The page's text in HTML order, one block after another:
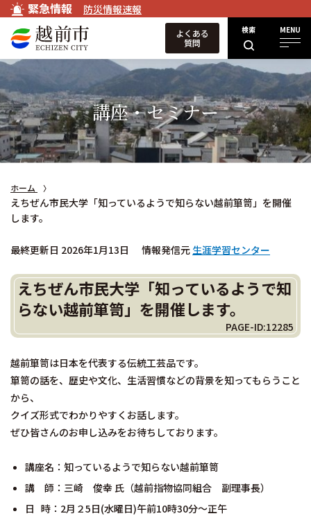
緊急情報 防災情報速報
検索 MENU
よくある
質問
講座・セミナー
ホーム
えちぜん市民大学「知っているようで知らない越前箪笥」を開催
します。
最終更新日 2026年1月13日 情報発信元 生涯学習センター
えちぜん市民大学「知っているようで知
らない越前箪笥」を開催します。
PAGE-ID:12285
越前箪笥は日本を代表する伝統工芸品です。
箪笥の話を、歴史や文化、生活習慣などの背景を知ってもらうこと
から、
クイズ形式でわかりやすくお話します。
ぜひ皆さんのお申し込みをお待ちしております。
講座名：知っているようで知らない越前箪笥
講 師：三崎 俊幸 氏（越前指物協同組合 副理事長）
日 時：2月２5日(水曜日)午前10時30分～正午